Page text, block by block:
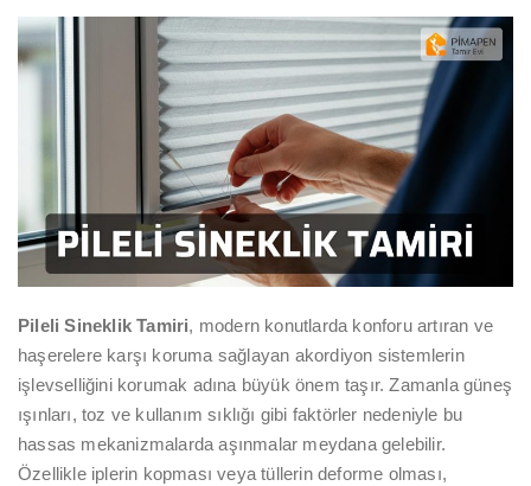
Pileli Sineklik Tamiri, modern konutlarda konforu artıran ve
haşerelere karşı koruma sağlayan akordiyon sistemlerin
işlevselliğini korumak adına büyük önem taşır. Zamanla güneş
ışınları, toz ve kullanım sıklığı gibi faktörler nedeniyle bu
hassas mekanizmalarda aşınmalar meydana gelebilir.
Özellikle iplerin kopması veya tüllerin deforme olması,